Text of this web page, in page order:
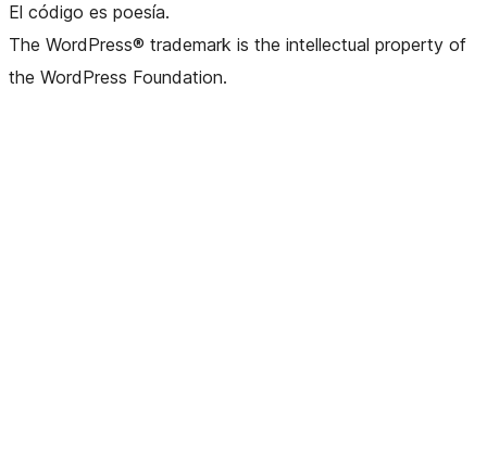
El código es poesía.
The WordPress® trademark is the intellectual property of
the WordPress Foundation.